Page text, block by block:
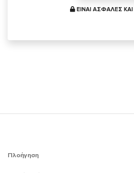
ΕΙΝΑΙ ΑΣΦΑΛΕΣ ΚΑΙ
Πλοήγηση